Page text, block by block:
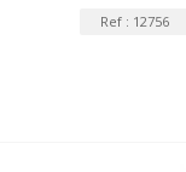
Ref : 12756